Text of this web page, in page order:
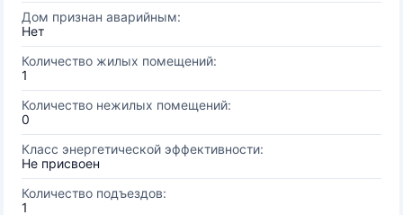
Дом признан аварийным:
Нет
Количество жилых помещений:
1
Количество нежилых помещений:
0
Класс энергетической эффективности:
Не присвоен
Количество подъездов:
1